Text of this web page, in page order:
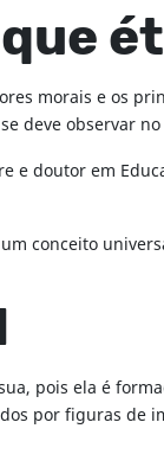
morais e os
deve observar
e doutor em
conceito
pois ela é
por figuras de